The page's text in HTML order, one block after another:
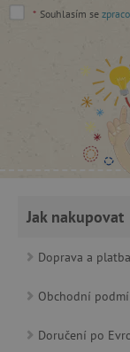
* Souhlasím se
Jak nakupovat
Doprava a platba
Obchodní
Doručení po